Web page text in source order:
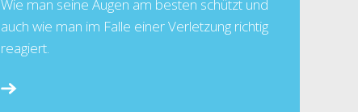
Wie man seine Augen am besten schützt und
auch wie man im Falle einer Verletzung richtig
reagiert.